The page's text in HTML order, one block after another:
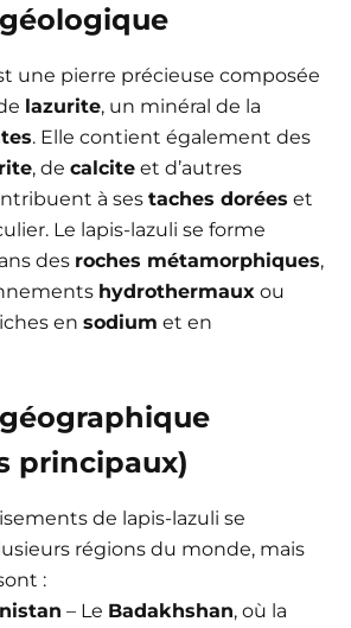
une pierre précieuse composée
lazurite, un minéral de la
. Elle contient également des
, de calcite et d’autres
à ses taches dorées et
Le lapis-lazuli se forme
des roches métamorphiques,
hydrothermaux ou
en sodium et en
principaux)
de lapis-lazuli se
régions du monde, mais
:
– Le Badakhshan, où la